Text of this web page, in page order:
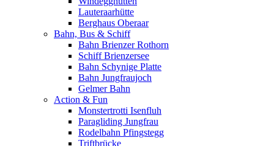
Lauteraarhütte
Berghaus Oberaar
Bahn, Bus & Schiff
Bahn Brienzer Rothorn
Schiff Brienzersee
Bahn Schynige Platte
Bahn Jungfraujoch
Gelmer Bahn
Action & Fun
Monstertrotti Isenfluh
Paragliding Jungfrau
Rodelbahn Pfingstegg
Triftbrücke